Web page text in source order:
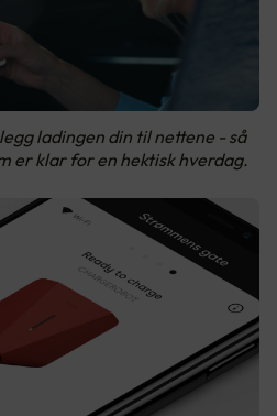
ladingen din til nettene - så
er klar for en hektisk hverdag.